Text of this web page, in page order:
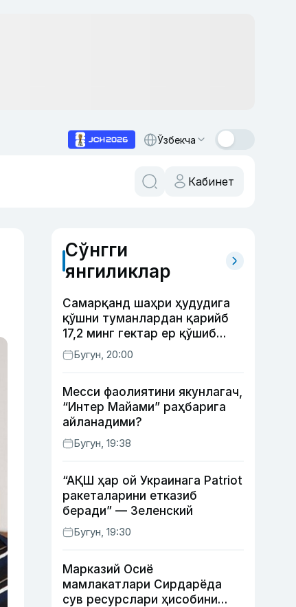
Ўзбекча
Кабинет
Сўнгги
янгиликлар
Самарқанд шаҳри ҳудудига
қўшни туманлардан қарийб
17,2 минг гектар ер қўшиб
берилади
Бугун, 20:00
Месси фаолиятини якунлагач,
“Интер Майами” раҳбарига
айланадими?
Бугун, 19:38
“АҚШ ҳар ой Украинага Patriot
ракеталарини етказиб
беради” — Зеленский
Бугун, 19:30
Марказий Осиё
мамлакатлари Сирдарёда
сув ресурслари ҳисобини